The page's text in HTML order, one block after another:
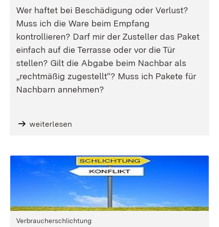
Wer haftet bei Beschädigung oder Verlust?
Muss ich die Ware beim Empfang
kontrollieren? Darf mir der Zusteller das Paket
einfach auf die Terrasse oder vor die Tür
stellen? Gilt die Abgabe beim Nachbar als
„rechtmäßig zugestellt“? Muss ich Pakete für
Nachbarn annehmen?
weiterlesen
Verbraucherschlichtung